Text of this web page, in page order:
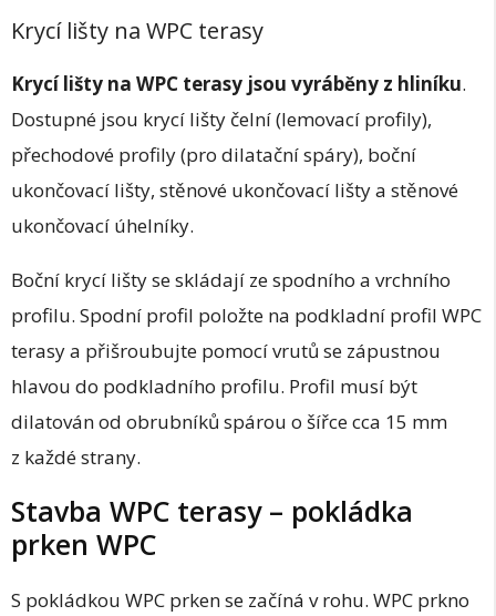
Krycí lišty na WPC terasy
Krycí lišty na WPC terasy jsou vyráběny z hliníku.
Dostupné jsou krycí lišty čelní (lemovací profily),
přechodové profily (pro dilatační spáry), boční
ukončovací lišty, stěnové ukončovací lišty a stěnové
ukončovací úhelníky.
Boční krycí lišty se skládají ze spodního a vrchního
profilu. Spodní profil položte na podkladní profil WPC
terasy a přišroubujte pomocí vrutů se zápustnou
hlavou do podkladního profilu. Profil musí být
dilatován od obrubníků spárou o šířce cca 15 mm
z každé strany.
Stavba WPC terasy – pokládka
prken WPC
S pokládkou WPC prken se začíná v rohu. WPC prkno